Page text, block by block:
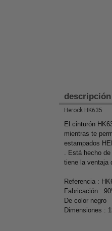
descripción
Herock HK635
El cinturón
mientras te
estampados
. Está hecho
tiene la ventaja
Referencia :
Fabricación :
De color negro
Dimensiones :